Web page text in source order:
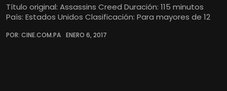
Título original: Assassins Creed Duración: 115 minutos
País: Estados Unidos Clasificación: Para mayores de 12
POR: CINE.COM.PA ENERO 6, 2017